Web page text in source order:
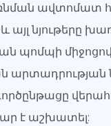
ավտոմատ
նյութերը
պոմպի
է աշխատել: